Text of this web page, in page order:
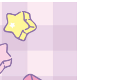
可完成結帳。
。
的連結，可透過四大超商
為交易完成。
若您需要取消訂單，請聯
視為有效，需透過AFTEE
帳頁面顯示為準，若有關於
，請聯繫「AFTEE先享後